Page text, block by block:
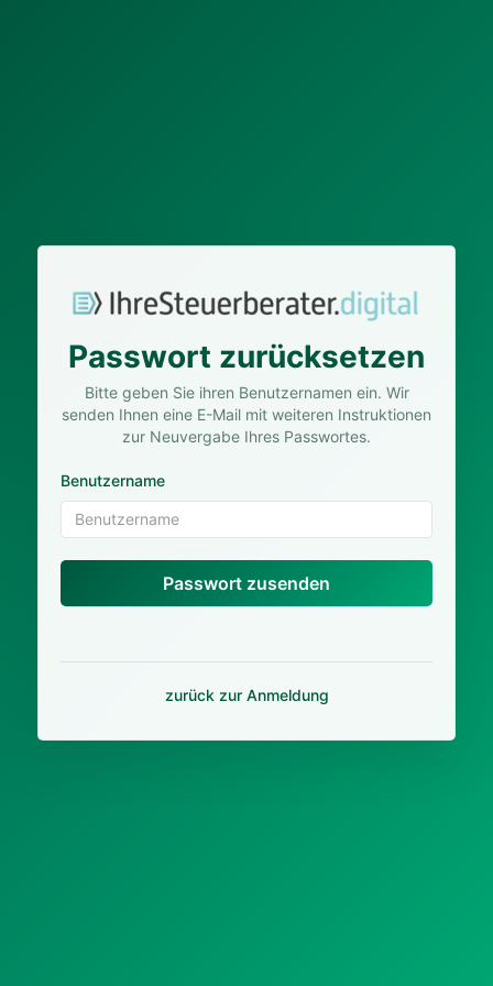
Passwort zurücksetzen
Bitte geben Sie ihren Benutzernamen ein. Wir
senden Ihnen eine E-Mail mit weiteren Instruktionen
zur Neuvergabe Ihres Passwortes.
Benutzername
Passwort zusenden
zurück zur Anmeldung